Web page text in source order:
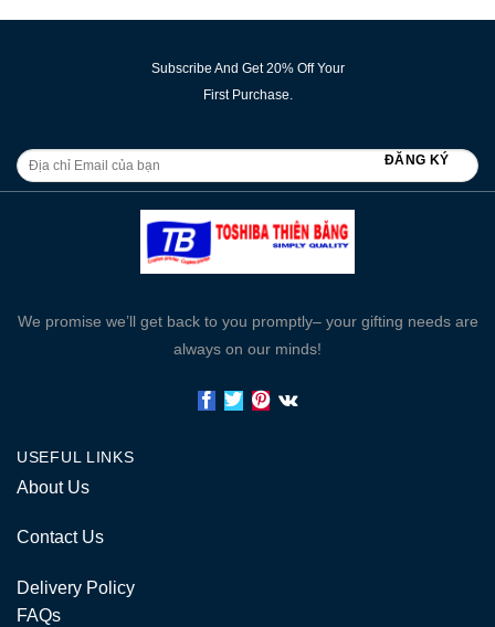
Subscribe And Get 20% Off Your
First Purchase.
We promise we’ll get back to you promptly– your gifting needs are
always on our minds!
USEFUL LINKS
About Us
Contact Us
Delivery Policy
FAQs